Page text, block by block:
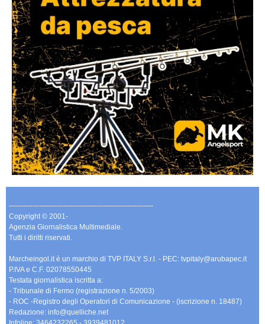
-------------------------------------------------------------
Copyright © 2001-
Agenzia Giornalistica Multimediale.
Tutti i diritti riservati.
Marcheingol.it è un marchio di TVP ITALY S.r.l. - PEC: tvpitaly@arubapec.it
P.IVA e C.F. 02078550445
Testata giornalistica iscritta a:
- Tribunale di Fermo (registrazione n. 5/2003)
- ROC -Registro degli Operatori di Comunicazione - (iscrizione n. 18487)
Redazione: info@quelliche.net